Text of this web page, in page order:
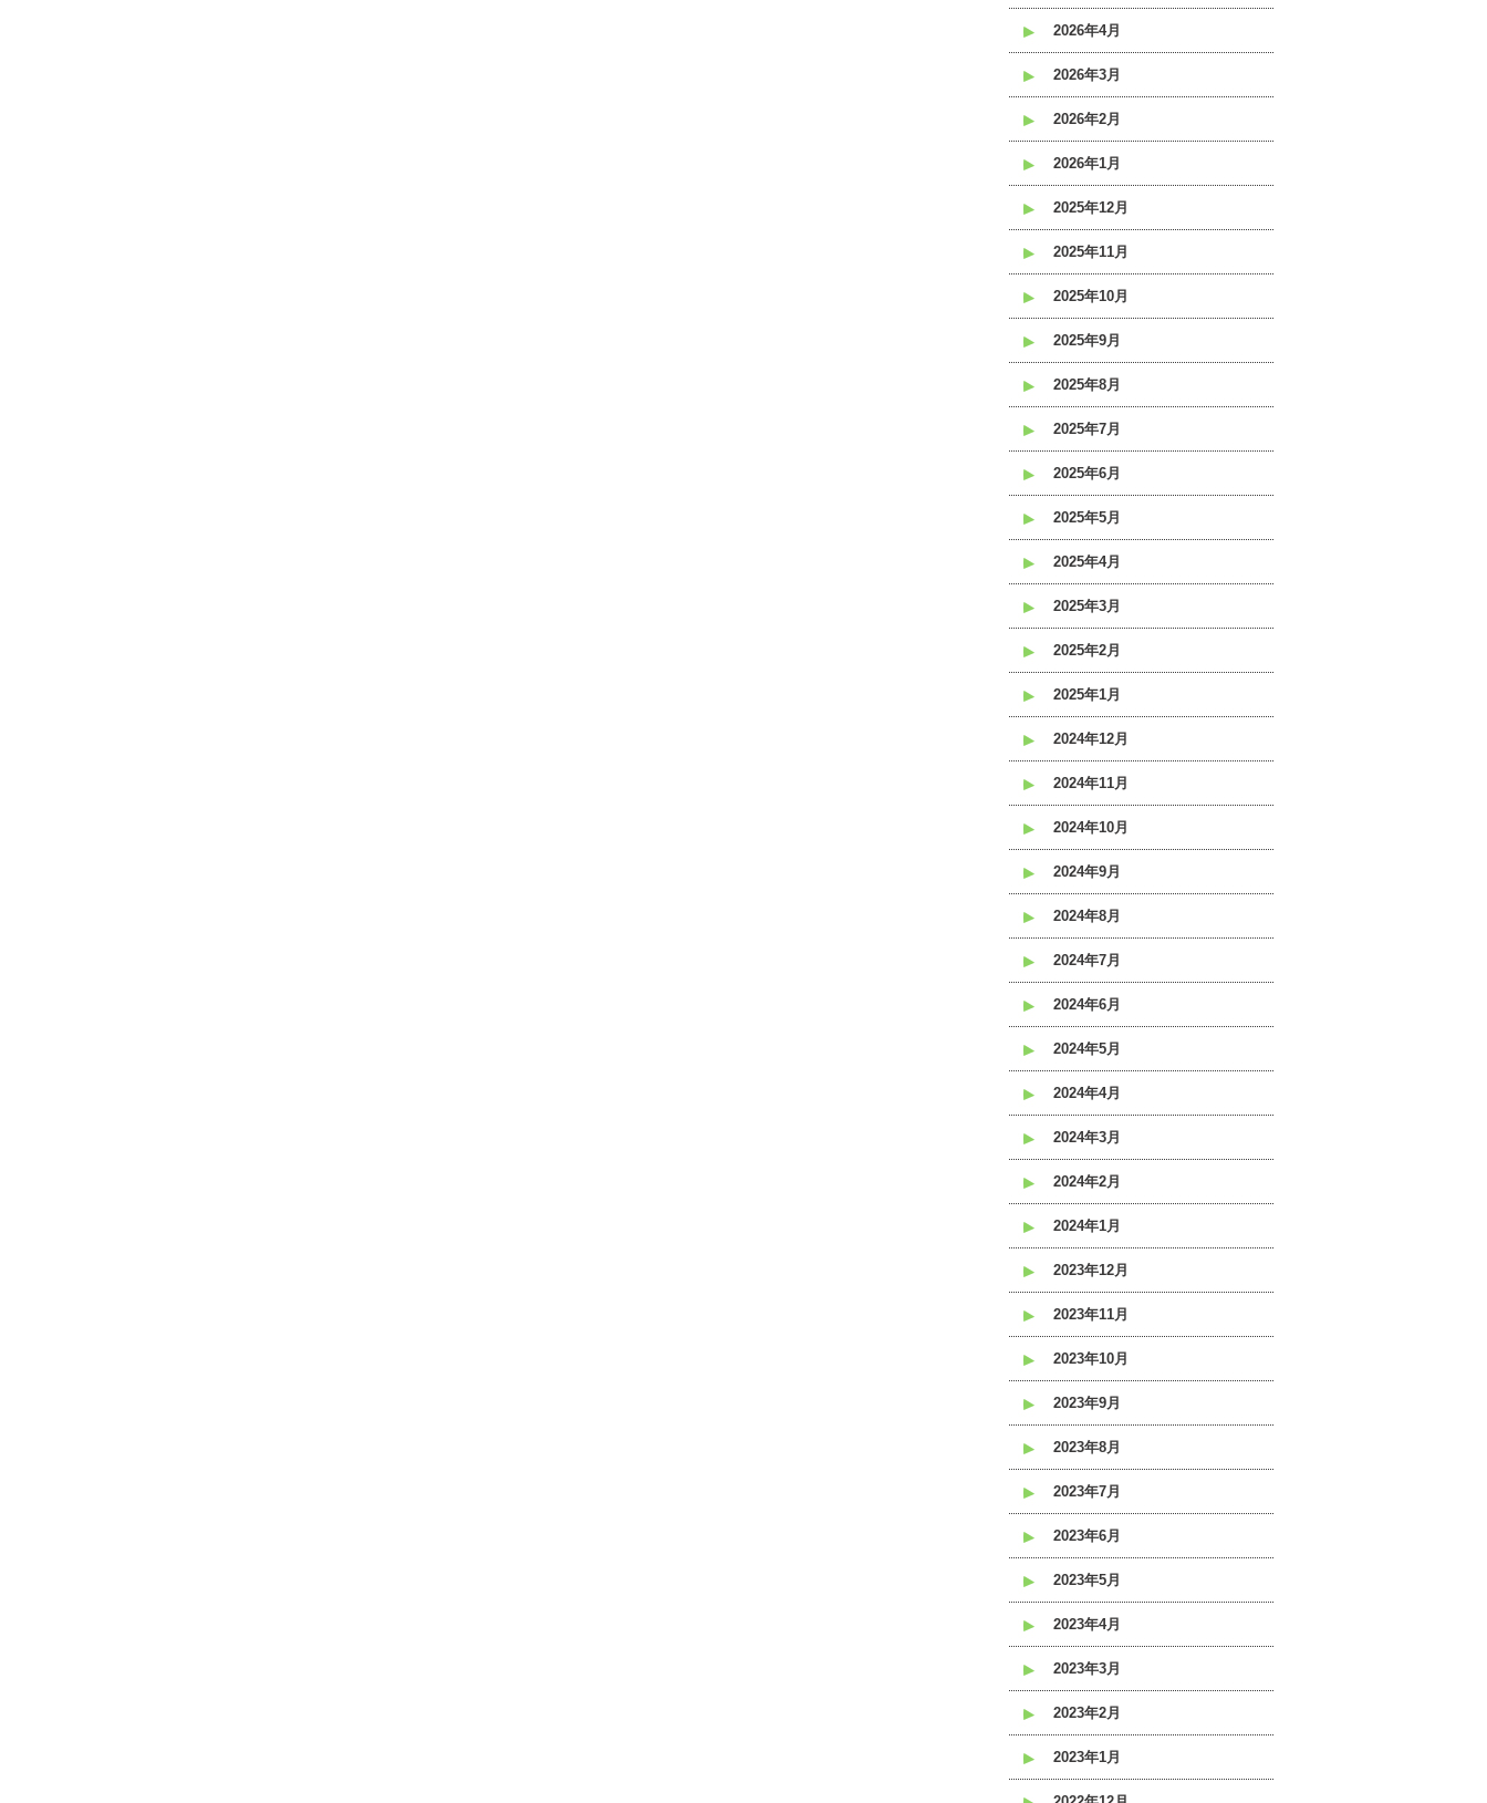
2026年4月
2026年3月
2026年2月
2026年1月
2025年12月
2025年11月
2025年10月
2025年9月
2025年8月
2025年7月
2025年6月
2025年5月
2025年4月
2025年3月
2025年2月
2025年1月
2024年12月
2024年11月
2024年10月
2024年9月
2024年8月
2024年7月
2024年6月
2024年5月
2024年4月
2024年3月
2024年2月
2024年1月
2023年12月
2023年11月
2023年10月
2023年9月
2023年8月
2023年7月
2023年6月
2023年5月
2023年4月
2023年3月
2023年2月
2023年1月